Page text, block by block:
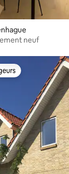
neuf